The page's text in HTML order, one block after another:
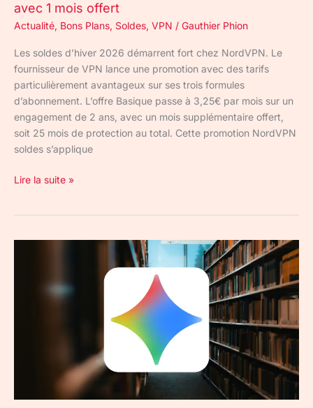
avec 1 mois offert
Actualité, Bons Plans, Soldes, VPN / Gauthier Phion
Les soldes d’hiver 2026 démarrent fort chez NordVPN. Le
fournisseur de VPN lance une promotion avec des tarifs
particulièrement avantageux sur ses trois formules
d’abonnement. L’offre Basique passe à 3,25€ par mois sur un
engagement de 2 ans, avec un mois supplémentaire offert,
soit 25 mois de protection au total. Cette promotion NordVPN
soldes s’applique
Lire la suite »
l’abonnement